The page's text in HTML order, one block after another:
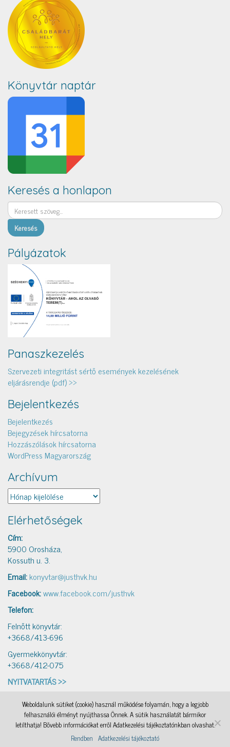
Könyvtár naptár
Keresés a honlapon
Keresés
Pályázatok
Panaszkezelés
Szervezeti integritást sértő események kezelésének
eljárásrendje (pdf) >>
Bejelentkezés
Bejelentkezés
Bejegyzések hírcsatorna
Hozzászólások hírcsatorna
WordPress Magyarország
Archívum
Archívum
Elérhetőségek
Cím:
5900 Orosháza,
Kossuth u. 3.
Email:konyvtar@justhvk.hu
Facebook:www.facebook.com/justhvk
Telefon:
Felnőtt könyvtár:
+3668/413-696
Gyermekkönyvtár:
+3668/412-075
NYITVATARTÁS >>
IAMSocial, a WordPress Theme by@aicragellebasiKönyvtári levelezés, a WordPress Theme by
@aicragellebasi Nyomtató , a WordPress Theme by @aicragellebasiOKKA , a WordPress Theme by
Weboldalunk sütiket (cookie) használ működése folyamán, hogy a legjobb
felhasználói élményt nyújthassa Önnek. A sütik használatát bármikor
letilthatja! Bővebb információkat erről Adatkezelési tájékoztatónkban olvashat.
Rendben Adatkezelési tájékoztató